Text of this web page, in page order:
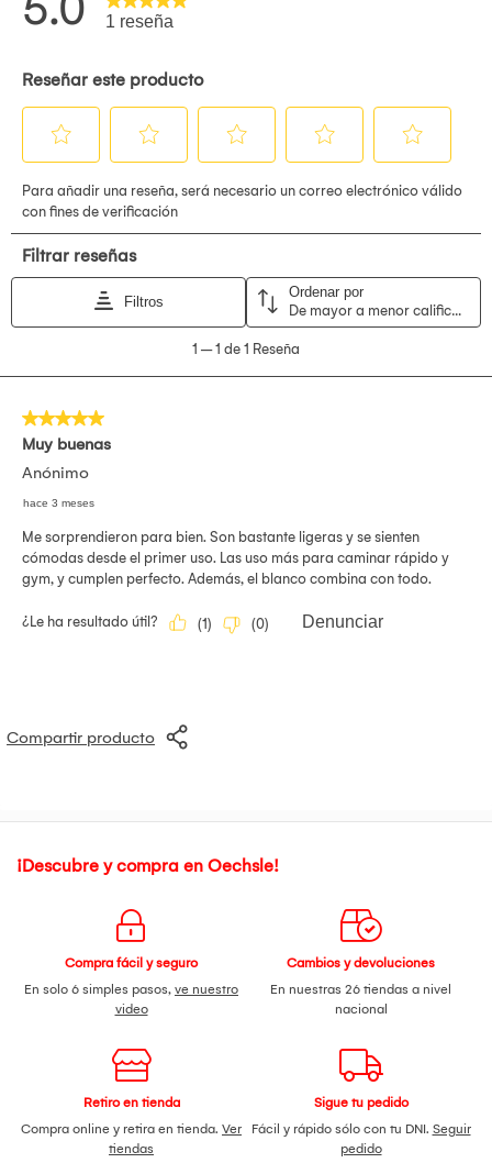
Compartir producto
¡Descubre y compra en Oechsle!
Compra fácil y seguro
En solo 6 simples pasos, ve nuestro
video
Cambios y devoluciones
En nuestras 26 tiendas a nivel
nacional
Retiro en tienda
Compra online y retira en tienda. Ver
tiendas
Sigue tu pedido
Fácil y rápido sólo con tu DNI. Seguir
pedido